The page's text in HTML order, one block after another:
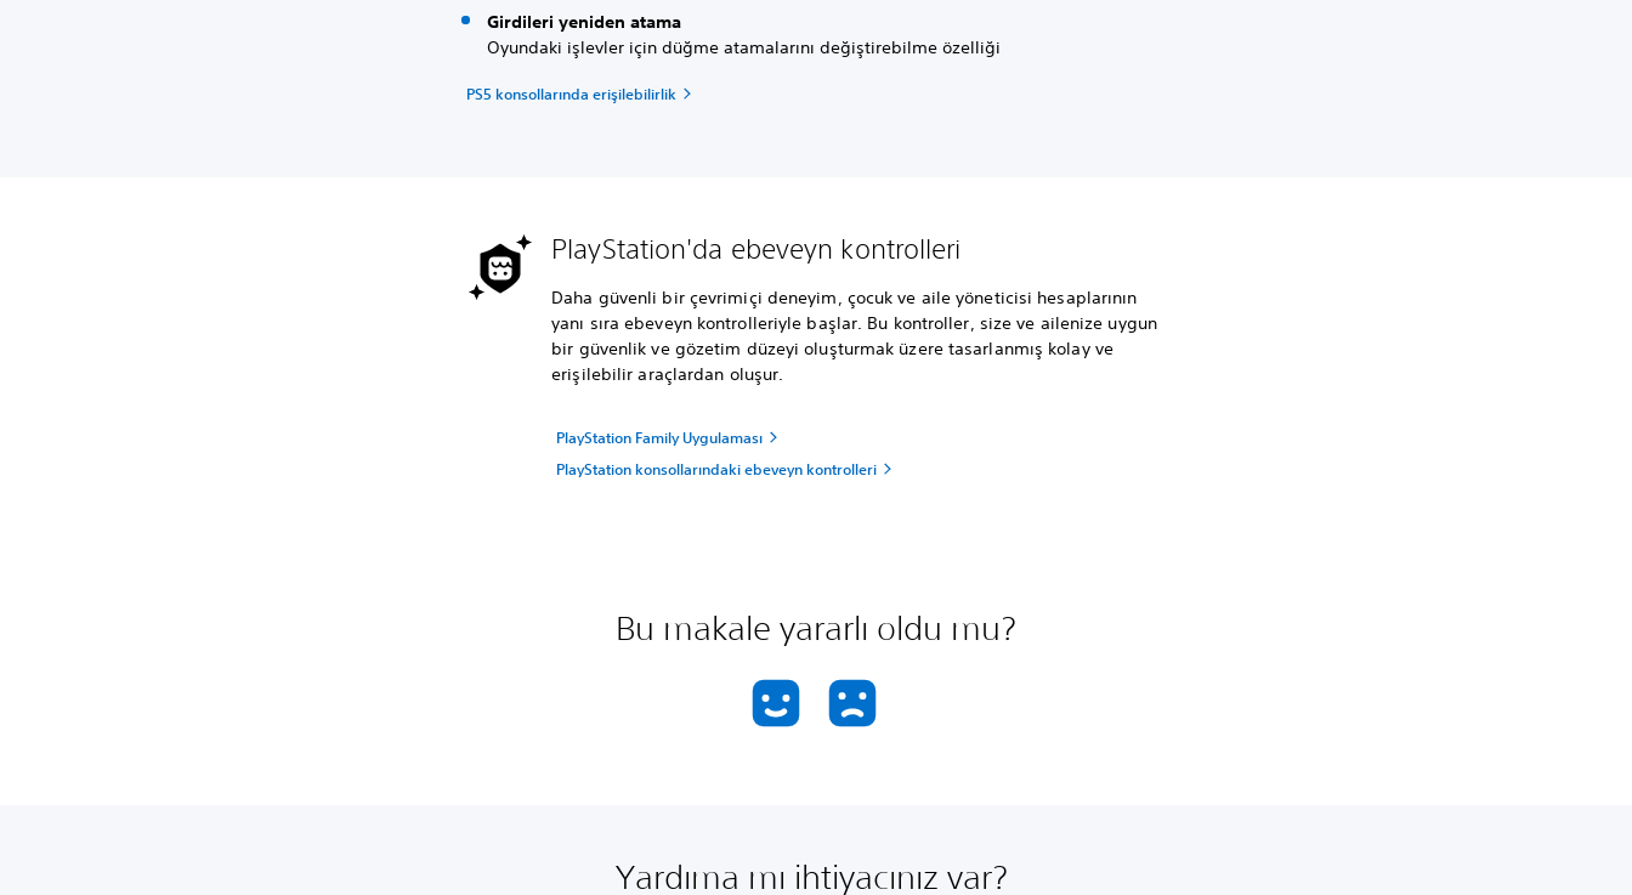
Girdileri yeniden atama
Oyundaki işlevler için düğme atamalarını değiştirebilme özelliği
PS5 konsollarında erişilebilirlik
PlayStation'da ebeveyn kontrolleri
Daha güvenli bir çevrimiçi deneyim, çocuk ve aile yöneticisi hesaplarının
yanı sıra ebeveyn kontrolleriyle başlar. Bu kontroller, size ve ailenize uygun
bir güvenlik ve gözetim düzeyi oluşturmak üzere tasarlanmış kolay ve
erişilebilir araçlardan oluşur.
PlayStation Family Uygulaması
PlayStation konsollarındaki ebeveyn kontrolleri
Bu makale yararlı oldu mu?
Yardıma mı ihtiyacınız var?